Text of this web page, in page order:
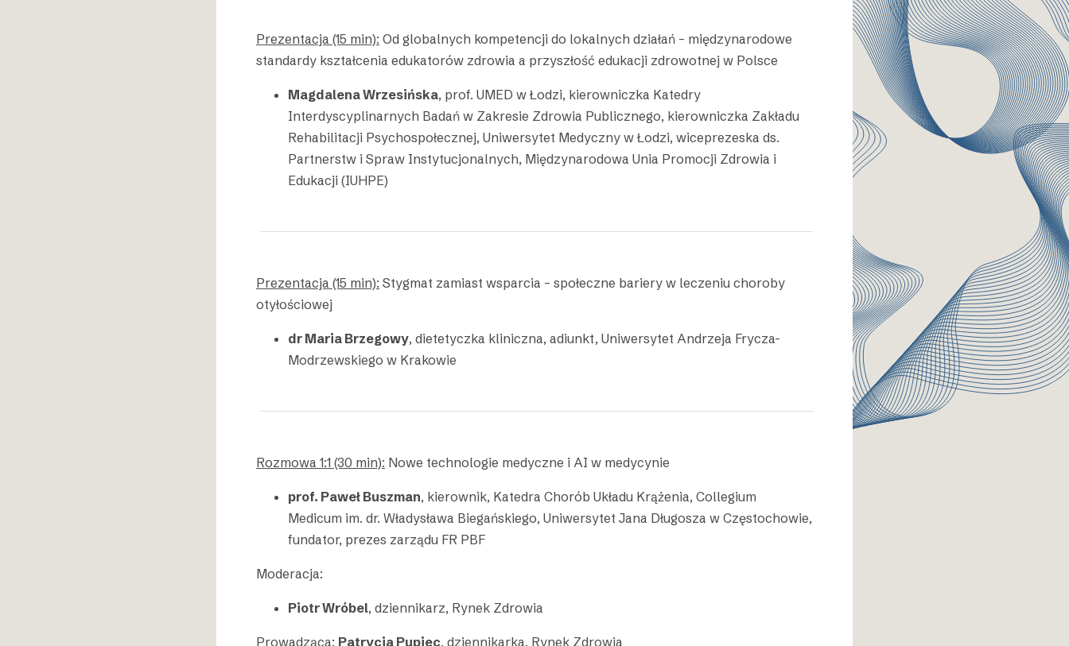
Prezentacja (15 min): Od globalnych kompetencji do lokalnych działań – międzynarodowe
standardy kształcenia edukatorów zdrowia a przyszłość edukacji zdrowotnej w Polsce
Magdalena Wrzesińska, prof. UMED w Łodzi, kierowniczka Katedry
Interdyscyplinarnych Badań w Zakresie Zdrowia Publicznego, kierowniczka Zakładu
Rehabilitacji Psychospołecznej, Uniwersytet Medyczny w Łodzi, wiceprezeska ds.
Partnerstw i Spraw Instytucjonalnych, Międzynarodowa Unia Promocji Zdrowia i
Edukacji (IUHPE)
Prezentacja (15 min): Stygmat zamiast wsparcia – społeczne bariery w leczeniu choroby
otyłościowej
dr Maria Brzegowy, dietetyczka kliniczna, adiunkt, Uniwersytet Andrzeja Frycza-
Modrzewskiego w Krakowie
Rozmowa 1:1 (30 min): Nowe technologie medyczne i AI w medycynie
prof. Paweł Buszman, kierownik, Katedra Chorób Układu Krążenia, Collegium
Medicum im. dr. Władysława Biegańskiego, Uniwersytet Jana Długosza w Częstochowie,
fundator, prezes zarządu FR PBF
Moderacja:
Piotr Wróbel, dziennikarz, Rynek Zdrowia
Prowadząca: Patrycja Pupiec, dziennikarka, Rynek Zdrowia